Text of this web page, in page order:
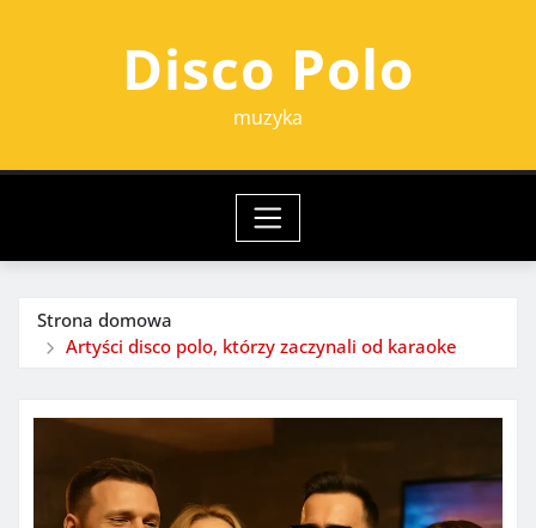
Disco Polo
muzyka
Strona domowa
Artyści disco polo, którzy zaczynali od karaoke